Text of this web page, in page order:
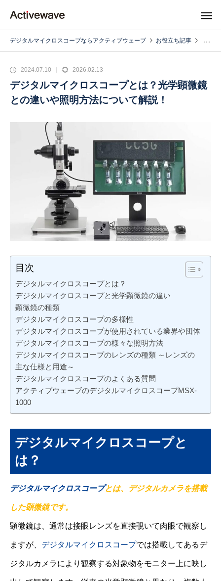
デジタルマイクロスコープならアクティブウェーブ お役立ち記事
2024.07.10 2026.02.13
デジタルマイクロスコープとは？光学顕微鏡
との違いや照明方法について解説！
目次
デジタルマイクロスコープとは？
デジタルマイクロスコープと光学顕微鏡の違い
顕微鏡の種類
デジタルマイクロスコープの多様性
デジタルマイクロスコープが使用されている業界や団体
デジタルマイクロスコープの様々な照明方法
デジタルマイクロスコープのレンズの種類 ～レンズの
主な仕様と用途～
デジタルマイクロスコープのよくある質問
アクティブウェーブのデジタルマイクロスコープMSX-
1000
デジタルマイクロスコープと
は？
デジタルマイクロスコープとは、デジタルカメラを搭載
した顕微鏡です。
顕微鏡は、通常は接眼レンズを直接覗いて肉眼で観察し
ますが、 デジタルマイクロスコープでは搭載してあるデ
ジタルカメラにより観察する対象物をモニター上に映し